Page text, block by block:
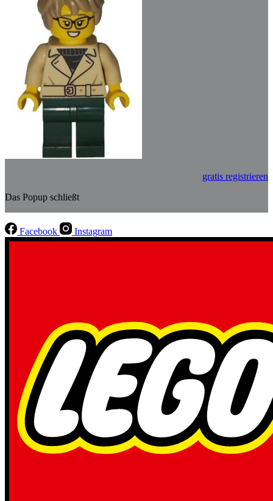
gratis registrieren
Das Popup schließt
Facebook Instagram